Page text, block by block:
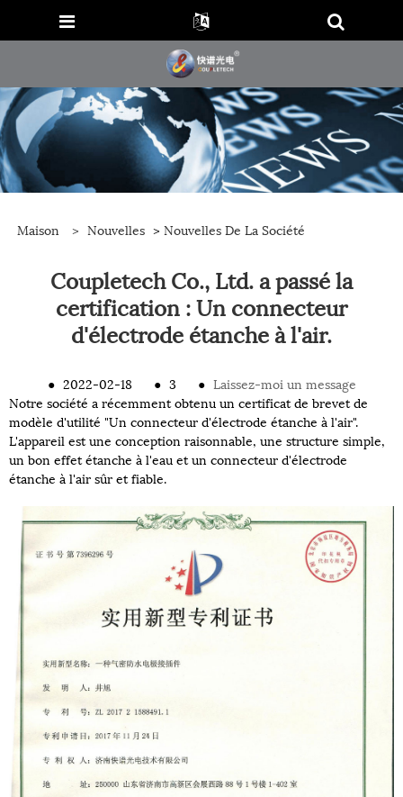
Maison > Nouvelles > Nouvelles De La Société
Coupletech Co., Ltd. a passé la
certification : Un connecteur
d'électrode étanche à l'air.
● 2022-02-18 ● 3 ● Laissez-moi un message
Notre société a récemment obtenu un certificat de brevet de
modèle d'utilité "Un connecteur d'électrode étanche à l'air".
L'appareil est une conception raisonnable, une structure simple,
un bon effet étanche à l'eau et un connecteur d'électrode
étanche à l'air sûr et fiable.